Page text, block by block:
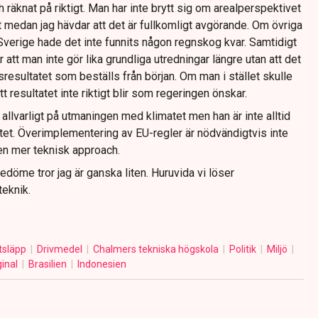
räknat på riktigt. Man har inte brytt sig om arealperspektivet
jag hävdar att det är fullkomligt avgörande. Om övriga
hade det inte funnits någon regnskog kvar. Samtidigt
man inte gör lika grundliga utredningar längre utan att det
som beställs från början. Om man i stället skulle
resultatet inte riktigt blir som regeringen önskar.
på utmaningen med klimatet men han är inte alltid
Överimplementering av EU-regler är nödvändigtvis inte
mer teknisk approach.
tror jag är ganska liten. Huruvida vi löser
Drivmedel Chalmers tekniska högskola Politik
Miljö
Brasilien Indonesien